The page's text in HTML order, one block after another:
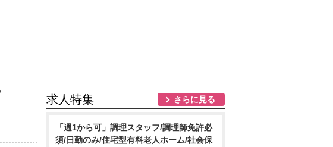
求人特集 さらに見る
「週1から可」調理スタッフ/調理師免許必
須/日勤のみ/住宅型有料老人ホーム/社会保